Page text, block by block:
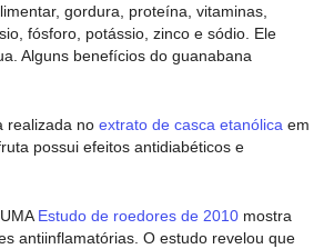
gordura, proteína, vitaminas,
fósforo, potássio, zinco e sódio. Ele
Alguns benefícios do guanabana
realizada no extrato de casca etanólica em
possui efeitos antidiabéticos e
Estudo de roedores de 2010 mostra
antiinflamatórias. O estudo revelou que